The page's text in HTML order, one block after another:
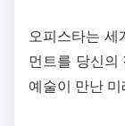
오피스타는
먼트를 당신
예술이 만난